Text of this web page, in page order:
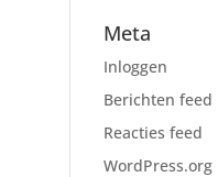
Meta
Inloggen
Berichten feed
Reacties feed
WordPress.org